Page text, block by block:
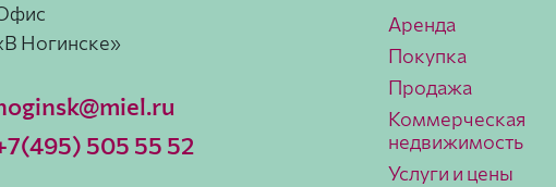
Ногинске»
505 55 52
Аренда
Покупка
Продажа
Коммерческая
недвижимость
Услуги и цены